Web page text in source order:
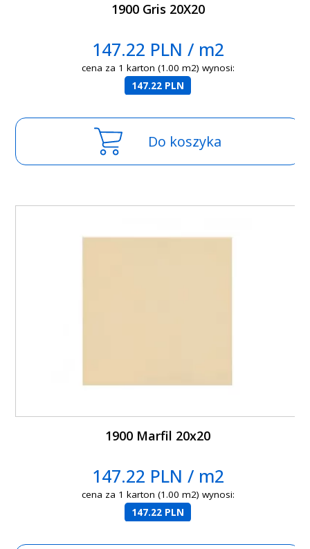
1900 Gris 20X20
147.22 PLN / m2
cena za 1 karton (1.00 m2) wynosi:
147.22 PLN
Do koszyka
1900 Marfil 20x20
147.22 PLN / m2
cena za 1 karton (1.00 m2) wynosi:
147.22 PLN